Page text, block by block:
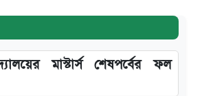
মাস্টার্স শেষপর্বের ফল